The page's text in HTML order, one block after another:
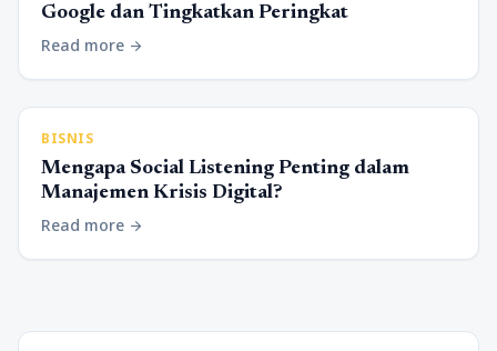
Google dan Tingkatkan Peringkat
Read more arrow_forward
BISNIS
Mengapa Social Listening Penting dalam
Manajemen Krisis Digital?
Read more arrow_forward